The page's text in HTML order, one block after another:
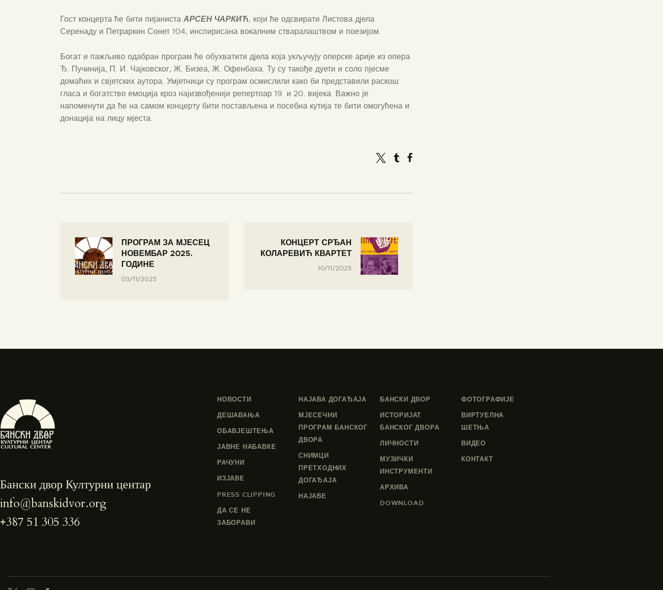
Гост концерта ће бити пијаниста АРСЕН ЧАРКИЋ, који ће одсвирати Листова дјела
Серенаду и Петраркин Сонет 104, инспирисана вокалним стваралаштвом и поезијом.
Богат и пажљиво одабран програм ће обухватити дјела која укључују оперске арије из опера
Ђ. Пучинија, П. И. Чајковског, Ж. Бизеа, Ж. Офенбаха. Ту су такође дуети и соло пјесме
домаћих и свјетских аутора. Умјетници су програм осмислили како би представили раскош
гласа и богатство емоција кроз најизвођенији репертоар 19. и 20. вијека. Важно је
напоменути да ће на самом концерту бити постављена и посебна кутија те бити омогућена и
донација на лицу мјеста.
ПРОГРАМ ЗА МЈЕСЕЦ
НОВЕМБАР 2025.
ГОДИНЕ
03/11/2025
КОНЦЕРТ СРЂАН
КОЛАРЕВИЋ КВАРТЕТ
10/11/2025
Бански двор Културни центар
info@banskidvor.org
+387 51 305 336
НОВОСТИ
ДЕШАВАЊА
ОБАВЈЕШТЕЊА
ЈАВНЕ НАБАВКЕ
РАЧУНИ
ИЗЈАВЕ
PRESS CLIPPING
ДА СЕ НЕ
ЗАБОРАВИ
НАЈАВА ДОГАЂАЈА
МЈЕСЕЧНИ
ПРОГРАМ БАНСКОГ
ДВОРА
СНИМЦИ
ПРЕТХОДНИХ
ДОГАЂАЈА
НАЈАВЕ
БАНСКИ ДВОР
ИСТОРИЈАТ
БАНСКОГ ДВОРА
ЛИЧНОСТИ
МУЗИЧКИ
ИНСТРУМЕНТИ
АРХИВА
DOWNLOAD
ФОТОГРАФИЈЕ
ВИРТУЕЛНА
ШЕТЊА
ВИДЕО
КОНТАКТ